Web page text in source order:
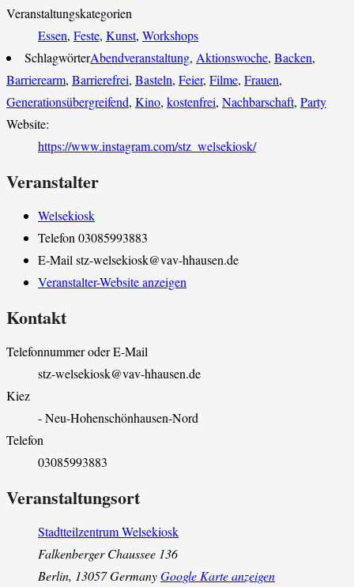
Veranstaltungskategorien
Essen, Feste, Kunst, Workshops
SchlagwörterAbendveranstaltung, Aktionswoche, Backen,
Barrierearm, Barrierefrei, Basteln, Feier, Filme, Frauen,
Generationsübergreifend, Kino, kostenfrei, Nachbarschaft, Party
Website:
https://www.instagram.com/stz_welsekiosk/
Veranstalter
Welsekiosk
Telefon 03085993883
E-Mail stz-welsekiosk@vav-hhausen.de
Veranstalter-Website anzeigen
Kontakt
Telefonnummer oder E-Mail
stz-welsekiosk@vav-hhausen.de
Kiez
- Neu-Hohenschönhausen-Nord
Telefon
03085993883
Veranstaltungsort
Stadtteilzentrum Welsekiosk
Falkenberger Chaussee 136
Berlin, 13057GermanyGoogle Karte anzeigen